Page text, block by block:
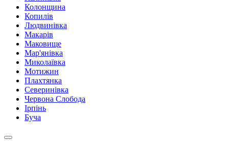
Колонщина
Копилів
Людвинівка
Макарів
Маковище
Мар'янівка
Миколаївка
Мотижин
Плахтянка
Северинівка
Червона Слобода
Ірпінь
Буча